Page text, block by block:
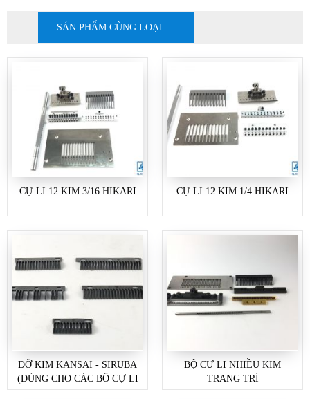
SẢN PHẨM CÙNG LOẠI
CỰ LI 12 KIM 3/16 HIKARI CỰ LI 12 KIM 1/4 HIKARI
ĐỠ KIM KANSAI - SIRUBA
(DÙNG CHO CÁC BỘ CỰ LI
1/8)
BỘ CỰ LI NHIỀU KIM
TRANG TRÍ